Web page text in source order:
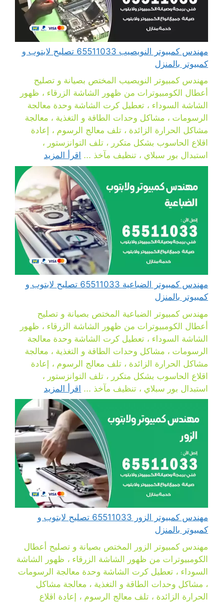
مهندس كمبيوتر النويصيب 65511033 تصليح لابتوب و
كمبيوتر بالمنزل
مهندس كمبيوتر النويصيب المختص بصيانة و تصليح
أعطال الكومبيوترات من ظهور الشاشة الزرقاء ، ظهور
الشاشة السوداء ، تعطيل كرت الشاشة وحدة معالجة
الرسومات ، مشاكل وحدات الطاقة و التغذية ، معالجة
مشاكل الحرارة الزائدة ، تلف معالج الرسوم ، إعادة
اقلاع الحاسوب بشكل متكرر ، تلف التوانزستور ،
استبدال بور سبلاي ، تنظيف مآخذ ... اقرأ المزيد
مهندس كمبيوتر الضباعية 65511033 تصليح لابتوب و
كمبيوتر بالمنزل
مهندس كمبيوتر الضباعية المختص بصيانة و تصليح
أعطال الكومبيوترات من ظهور الشاشة الزرقاء ، ظهور
الشاشة السوداء ، تعطيل كرت الشاشة وحدة معالجة
الرسومات ، مشاكل وحدات الطاقة و التغذية ، معالجة
مشاكل الحرارة الزائدة ، تلف معالج الرسوم ، إعادة
اقلاع الحاسوب بشكل متكرر ، تلف التوانزستور ،
استبدال بور سبلاي ، تنظيف مآخذ ... اقرأ المزيد
مهندس كمبيوتر الزور 65511033 تصليح لابتوب و
كمبيوتر بالمنزل
مهندس كمبيوتر الزور المختص بصيانة و تصليح أعطال
الكومبيوترات من ظهور الشاشة الزرقاء ، ظهور الشاشة
السوداء ، تعطيل كرت الشاشة وحدة معالجة الرسومات
، مشاكل وحدات الطاقة و التغذية ، معالجة مشاكل
الحرارة الزائدة ، تلف معالج الرسوم ، إعادة اقلاع